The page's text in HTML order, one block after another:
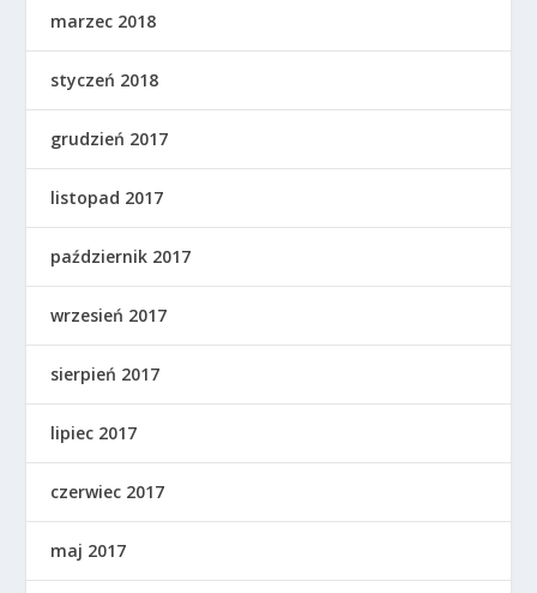
marzec 2018
styczeń 2018
grudzień 2017
listopad 2017
październik 2017
wrzesień 2017
sierpień 2017
lipiec 2017
czerwiec 2017
maj 2017